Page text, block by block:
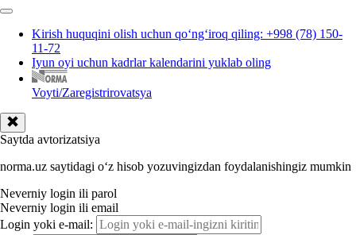
Kirish huquqini olish uchun qoʻngʻiroq qiling: +998 (78) 150-
11-72
Iyun oyi uchun kadrlar kalendarini yuklab oling
Voyti/Zaregistrirovatsya
Saytda avtorizatsiya
norma.uz saytidagi oʻz hisob yozuvingizdan foydalanishingiz mumkin
Neverniy login ili parol
Neverniy login ili email
Login yoki e-mail: